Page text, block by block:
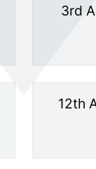
3rd
12th